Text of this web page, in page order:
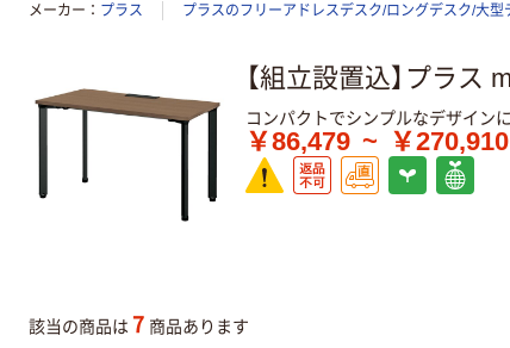
メーカー プラス プラスのフリーアドレスデスク/ロングデスク/大型
【組立設置込】プラ
コンパクトでシンプルなデザイン
￥86,479 ~ ￥270,910
該当の商品は 7 商品あります